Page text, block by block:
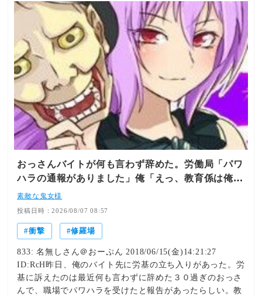
おっさんバイトが何も言わず辞めた。労働局「パワ
ハラの通報がありました」俺「えっ、教育係は俺で
すが…」→突然の聞き取り調査が始まり…
素敵な鬼女様
投稿日時：2026/08/07 08:57
衝撃 修羅場
833: 名無しさん＠おーぷん 2018/06/15(金)14:21:27
ID:RcH昨日、俺のバイト先に労基の立ち入りがあった。労
基に訴えたのは最近何も言わずに辞めた３０過ぎのおっさ
んで、職場でパワハラを受けたと報告があったらしい。教